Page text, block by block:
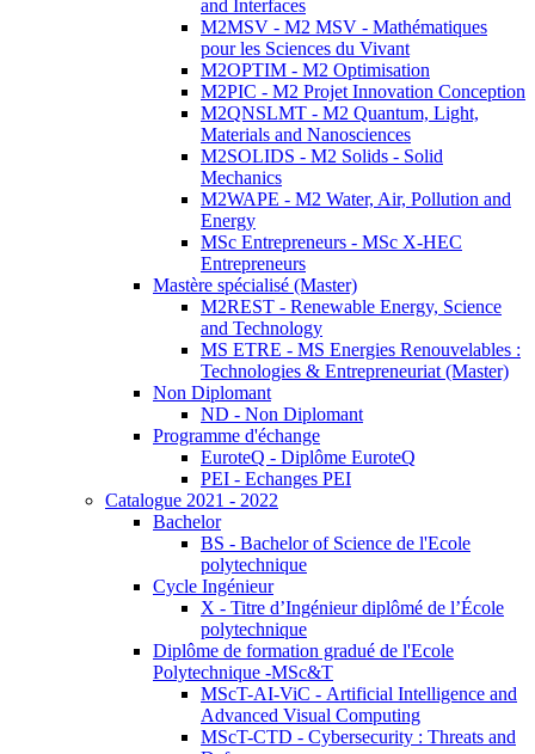
and Interfaces
M2MSV - M2 MSV - Mathématiques
pour les Sciences du Vivant
M2OPTIM - M2 Optimisation
M2PIC - M2 Projet Innovation Conception
M2QNSLMT - M2 Quantum, Light,
Materials and Nanosciences
M2SOLIDS - M2 Solids - Solid
Mechanics
M2WAPE - M2 Water, Air, Pollution and
Energy
MSc Entrepreneurs - MSc X-HEC
Entrepreneurs
Mastère spécialisé (Master)
M2REST - Renewable Energy, Science
and Technology
MS ETRE - MS Energies Renouvelables :
Technologies & Entrepreneuriat (Master)
Non Diplomant
ND - Non Diplomant
Programme d'échange
EuroteQ - Diplôme EuroteQ
PEI - Echanges PEI
Catalogue 2021 - 2022
Bachelor
BS - Bachelor of Science de l'Ecole
polytechnique
Cycle Ingénieur
X - Titre d’Ingénieur diplômé de l’École
polytechnique
Diplôme de formation gradué de l'Ecole
Polytechnique -MSc&T
MScT-AI-ViC - Artificial Intelligence and
Advanced Visual Computing
MScT-CTD - Cybersecurity : Threats and